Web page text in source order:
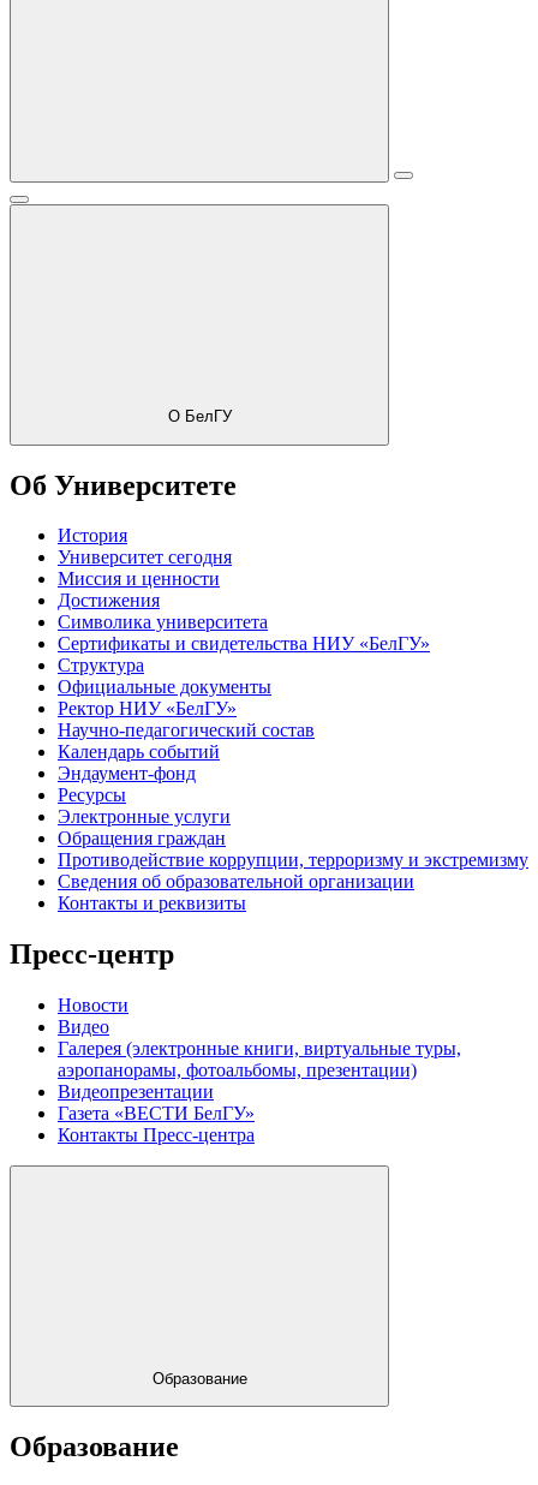
О БелГУ
Об Университете
История
Университет сегодня
Миссия и ценности
Достижения
Символика университета
Сертификаты и свидетельства НИУ «БелГУ»
Структура
Официальные документы
Ректор НИУ «БелГУ»
Научно-педагогический состав
Календарь событий
Эндаумент-фонд
Ресурсы
Электронные услуги
Обращения граждан
Противодействие коррупции, терроризму и экстремизму
Сведения об образовательной организации
Контакты и реквизиты
Пресс-центр
Новости
Видео
Галерея (электронные книги, виртуальные туры,
аэропанорамы, фотоальбомы, презентации)
Видеопрезентации
Газета «ВЕСТИ БелГУ»
Контакты Пресс-центра
Образование
Образование